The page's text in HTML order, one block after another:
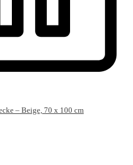
– Beige, 70 x 100 cm